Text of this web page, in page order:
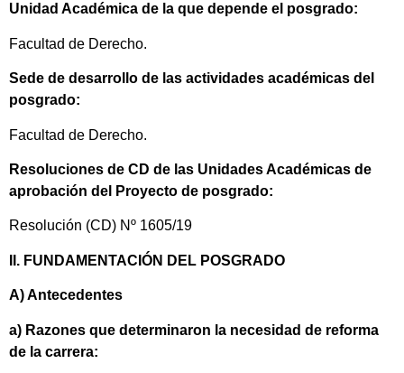
Unidad Académica de la que depende el posgrado:
Facultad de Derecho.
Sede de desarrollo de las actividades académicas del
posgrado:
Facultad de Derecho.
Resoluciones de CD de las Unidades Académicas de
aprobación del Proyecto de posgrado:
Resolución (CD) Nº 1605/19
II. FUNDAMENTACIÓN DEL POSGRADO
A) Antecedentes
a) Razones que determinaron la necesidad de reforma
de la carrera: